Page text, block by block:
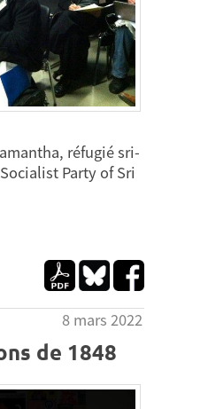
réfugié sri-
Party of Sri
8 mars 2022
de 1848